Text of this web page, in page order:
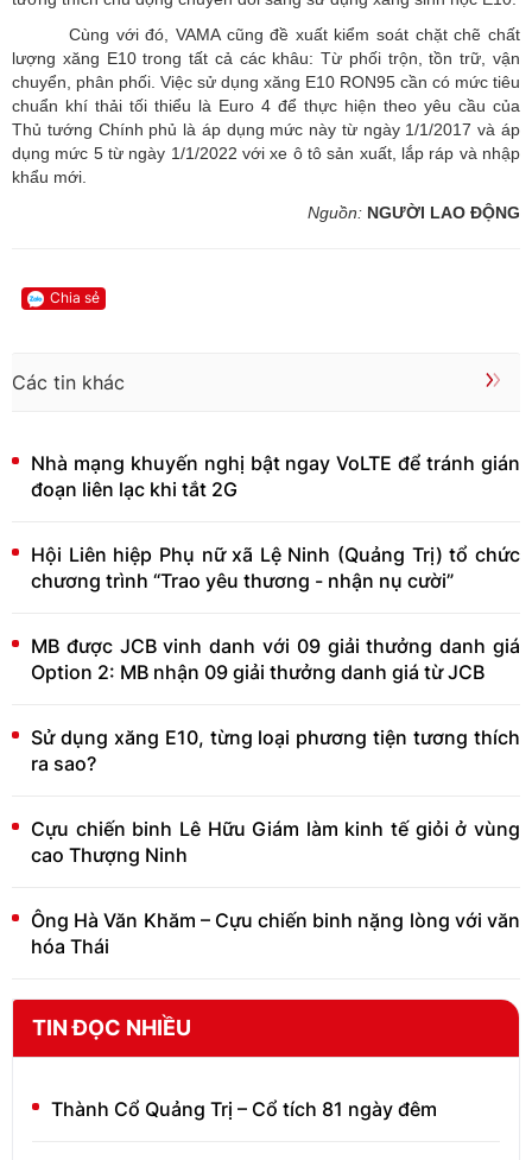
Cùng với đó, VAMA cũng đề xuất kiểm soát chặt chẽ chất
lượng xăng E10 trong tất cả các khâu: Từ phối trộn, tồn trữ, vận
chuyển, phân phối. Việc sử dụng xăng E10 RON95 cần có mức tiêu
chuẩn khí thải tối thiểu là Euro 4 để thực hiện theo yêu cầu của
Thủ tướng Chính phủ là áp dụng mức này từ ngày 1/1/2017 và áp
dụng mức 5 từ ngày 1/1/2022 với xe ô tô sản xuất, lắp ráp và nhập
khẩu mới.
Nguồn: NGƯỜI LAO ĐỘNG
Chia sẻ
Các tin khác
Nhà mạng khuyến nghị bật ngay VoLTE để tránh gián
đoạn liên lạc khi tắt 2G
Hội Liên hiệp Phụ nữ xã Lệ Ninh (Quảng Trị) tổ chức
chương trình “Trao yêu thương - nhận nụ cười”
MB được JCB vinh danh với 09 giải thưởng danh giá
Option 2: MB nhận 09 giải thưởng danh giá từ JCB
Sử dụng xăng E10, từng loại phương tiện tương thích
ra sao?
Cựu chiến binh Lê Hữu Giám làm kinh tế giỏi ở vùng
cao Thượng Ninh
Ông Hà Văn Khăm – Cựu chiến binh nặng lòng với văn
hóa Thái
TIN ĐỌC NHIỀU
Thành Cổ Quảng Trị – Cổ tích 81 ngày đêm